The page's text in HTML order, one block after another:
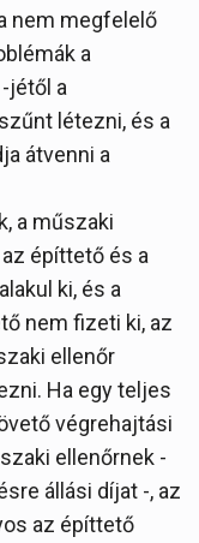
nem megfelelő
a
jétől a
létezni, és a
átvenni a
a műszaki
építtető és a
ki, és a
nem fizeti ki, az
ellenőr
Ha egy teljes
végrehajtási
ellenőrnek -
állási díjat -, az
az építtető